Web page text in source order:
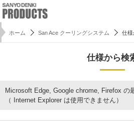
ホーム San Ace クーリングシステム 仕様
仕様から検
Microsoft Edge, Google chrome, Firefox の
（ Internet Explorer は使用できません）